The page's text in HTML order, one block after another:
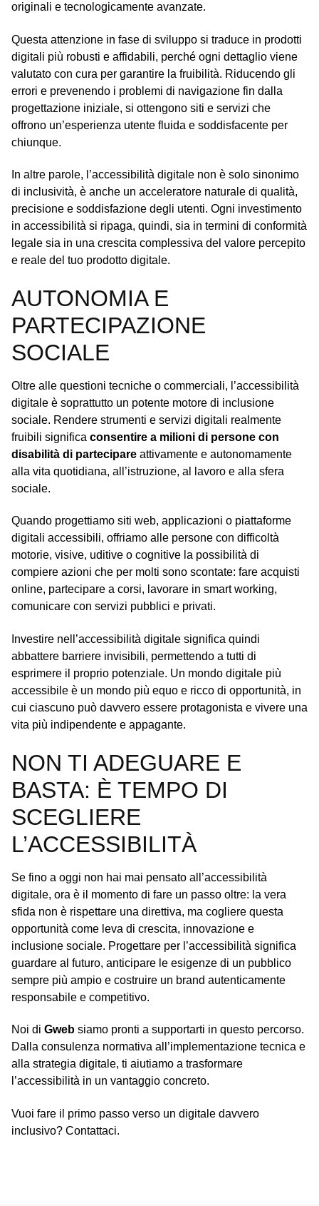
originali e tecnologicamente avanzate.
Questa attenzione in fase di sviluppo si traduce in prodotti
digitali più robusti e affidabili, perché ogni dettaglio viene
valutato con cura per garantire la fruibilità. Riducendo gli
errori e prevenendo i problemi di navigazione fin dalla
progettazione iniziale, si ottengono siti e servizi che
offrono un’esperienza utente fluida e soddisfacente per
chiunque.
In altre parole, l’accessibilità digitale non è solo sinonimo
di inclusività, è anche un acceleratore naturale di qualità,
precisione e soddisfazione degli utenti. Ogni investimento
in accessibilità si ripaga, quindi, sia in termini di conformità
legale sia in una crescita complessiva del valore percepito
e reale del tuo prodotto digitale.
AUTONOMIA E
PARTECIPAZIONE
SOCIALE
Oltre alle questioni tecniche o commerciali, l’accessibilità
digitale è soprattutto un potente motore di inclusione
sociale. Rendere strumenti e servizi digitali realmente
fruibili significa consentire a milioni di persone con
disabilità di partecipare attivamente e autonomamente
alla vita quotidiana, all’istruzione, al lavoro e alla sfera
sociale.
Quando progettiamo siti web, applicazioni o piattaforme
digitali accessibili, offriamo alle persone con difficoltà
motorie, visive, uditive o cognitive la possibilità di
compiere azioni che per molti sono scontate: fare acquisti
online, partecipare a corsi, lavorare in smart working,
comunicare con servizi pubblici e privati.
Investire nell’accessibilità digitale significa quindi
abbattere barriere invisibili, permettendo a tutti di
esprimere il proprio potenziale. Un mondo digitale più
accessibile è un mondo più equo e ricco di opportunità, in
cui ciascuno può davvero essere protagonista e vivere una
vita più indipendente e appagante.
NON TI ADEGUARE E
BASTA: È TEMPO DI
SCEGLIERE
L’ACCESSIBILITÀ
Se fino a oggi non hai mai pensato all’accessibilità
digitale, ora è il momento di fare un passo oltre: la vera
sfida non è rispettare una direttiva, ma cogliere questa
opportunità come leva di crescita, innovazione e
inclusione sociale. Progettare per l’accessibilità significa
guardare al futuro, anticipare le esigenze di un pubblico
sempre più ampio e costruire un brand autenticamente
responsabile e competitivo.
Noi di Gweb siamo pronti a supportarti in questo percorso.
Dalla consulenza normativa all’implementazione tecnica e
alla strategia digitale, ti aiutiamo a trasformare
l’accessibilità in un vantaggio concreto.
Vuoi fare il primo passo verso un digitale davvero
inclusivo? Contattaci.